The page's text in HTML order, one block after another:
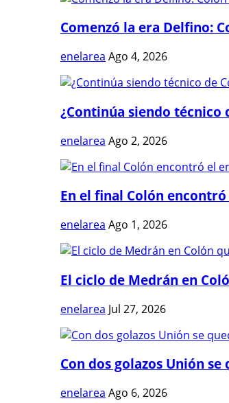
Comenzó la era Delfino:
enelarea Ago 4, 2026
¿Continúa siendo técnico
enelarea Ago 2, 2026
En el final Colón
enelarea Ago 1, 2026
El ciclo de Medrán en
enelarea Jul 27, 2026
Con dos golazos Unión
enelarea Ago 6, 2026